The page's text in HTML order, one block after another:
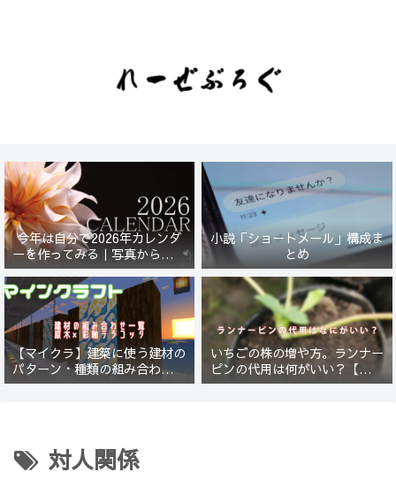
今年は自分で2026年カレンダ
ーを作ってみる｜写真から始ま
る小さなプロジェクト【一灯
花】
小説「ショートメール」構成ま
とめ
【マイクラ】建築に使う建材の
パターン・種類の組み合わせ一
覧！原木×彩釉テラコッタ編
いちごの株の増や方。ランナー
ピンの代用は何がいい？【５年
放置したイチゴは復活するの
対人関係